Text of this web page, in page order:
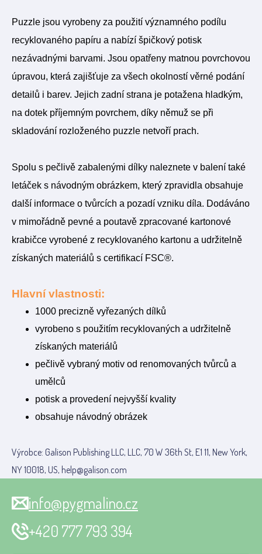
Puzzle jsou vyrobeny za použití významného podílu
recyklovaného papíru a nabízí špičkový potisk
nezávadnými barvami. Jsou opatřeny matnou povrchovou
úpravou, která zajišťuje za všech okolností věrné podání
detailů i barev. Jejich zadní strana je potažena hladkým,
na dotek příjemným povrchem, díky němuž se při
skladování rozloženého puzzle netvoří prach.
Spolu s pečlivě zabalenými dílky naleznete v balení také
letáček s návodným obrázkem, který zpravidla obsahuje
další informace o tvůrcích a pozadí vzniku díla. Dodáváno
v mimořádně pevné a poutavě zpracované kartonové
krabičce vyrobené z recyklovaného kartonu a udržitelně
získaných materiálů s certifikací FSC®.
Hlavní vlastnosti:
1000 precizně vyřezaných dílků
vyrobeno s použitím recyklovaných a udržitelně
získaných materiálů
pečlivě vybraný motiv od renomovaných tvůrců a
umělců
potisk a provedení nejvyšší kvality
obsahuje návodný obrázek
Výrobce: Galison Publishing LLC, LLC, 70 W 36th St, E1 11, New York,
NY 10018, US, help@galison.com
info@pygmalino.cz
+420 777 793 394